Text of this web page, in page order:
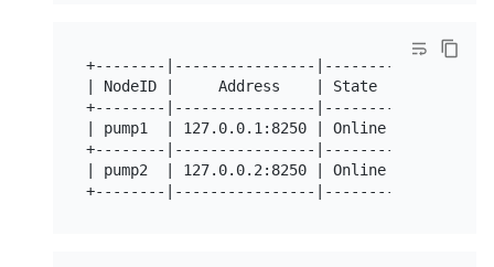
+--------|----------------|--------
| NodeID |     Address    | State  |
+--------|----------------|--------
| pump1  | 127.0.0.1:8250 | Online |
+--------|----------------|--------
| pump2  | 127.0.0.2:8250 | Online |